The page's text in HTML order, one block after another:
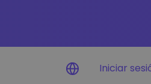
Iniciar